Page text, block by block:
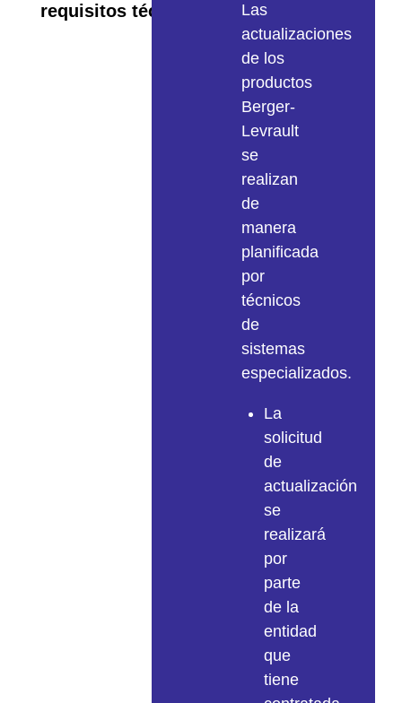
requisitos técnicos
Las
actualizaciones
de los
productos
Berger-
Levrault
se
realizan
de
manera
planificada
por
técnicos
de
sistemas
especializados.
La
solicitud
de
actualización
se
realizará
por
parte
de la
entidad
que
tiene